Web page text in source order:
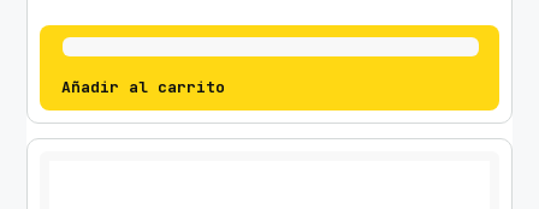
Añadir al carrito